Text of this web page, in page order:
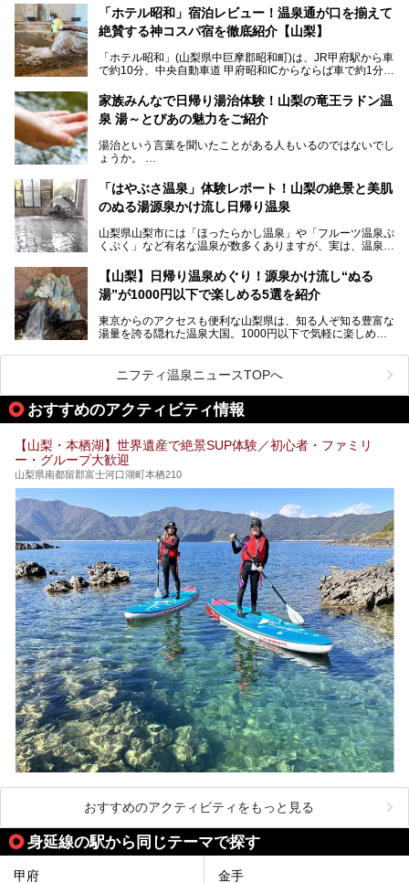
中でも「古湯坊 源泉舘」は、戦国時代に武田信玄公も療養
したと伝えられる名湯の宿。最大の特徴は、令和の現代にお
いても混浴文化が守られ、老若男女の分け隔て一切無く温泉
向にありますが、「古湯坊 源泉舘」では本来あるべき混浴
の姿が保たれている点に注目すべきでしょう。
今回は足元湧出の混浴温泉である「かくし湯大岩風呂」をは
じめ、湯治棟である「別館神泉」を中心に「古湯坊 源泉
舘」の全貌を徹底紹介します。
「ホテル昭和」宿泊レビュー！温泉通が口を揃えて
絶賛する神コスパ宿を徹底紹介【山梨】
「ホテル昭和」(山梨県中巨摩郡昭和町)は、JR甲府駅から車
で約10分、中央自動車道 甲府昭和ICからならば車で約1分の
から、一人泊でも6,000円台から宿泊可能です。
しかし、最大の魅力は“温泉そのもの”でしょう。自家源泉を
統の単純温泉は、入浴すると実にサッパリ爽快。日帰り入浴
不可なこともあり、全国の温泉ファンがこの温泉を求めて
では循環濾過の沸かし湯が一般的ですが、ここは本物の極上
温泉。まさに価格破壊と言えるクオリティです。
室や無料朝食などをご紹介。温泉通が口を揃えて絶賛する神
コスパ宿の全貌を徹底解説します！
家族みんなで日帰り湯治体験！山梨の竜王ラドン温
泉 湯～とぴあの魅力をご紹介
湯治という言葉を聞いたことがある人もいるのではないでし
ょうか。
なかなか体験できない、湯治体験が日帰りでできる温浴施設
が山梨にあります。
ぴあ」の魅力をご紹介します。
提供元：株式会社湯ーとぴあ【PR】
この記事は株式会社湯ーとぴあのPRレポート記事です。
「はやぶさ温泉」体験レポート！山梨の絶景と美肌
のぬる湯源泉かけ流し日帰り温泉
山梨県山梨市には「ほったらかし温泉」や「フルーツ温泉ぷ
くぷく」など有名な温泉が数多くありますが、実は、温泉マ
です。今回紹介する「はやぶさ温泉」も、そのひとつ。温泉
はもちろん、絶景や地元食材を活かしたグルメも堪能できま
す。
します。
【山梨】日帰り温泉めぐり！源泉かけ流し“ぬる
湯”が1000円以下で楽しめる5選を紹介
東京からのアクセスも便利な山梨県は、知る人ぞ知る豊富な
湯量を誇る隠れた温泉大国。1000円以下で気軽に楽しめ
も、これからの季節に嬉しい、じんわりと体の芯まで温ま
る“ぬる湯”が豊富なのも魅力。今回は、湯質も抜群で心ゆく
までリラックスできる山梨のお得な日帰り温泉を、実際体験
した感想と共に紹介します。
※ぬる湯とは35℃～39℃程度の体温に近いぬるめ温泉のこ
ニフティ温泉ニュースTOPへ
おすすめのアクティビティ情報
【山梨・本栖湖】世界遺産で絶景SUP体験／初心者・ファミリ
ー・グループ大歓迎
山梨県南都留郡富士河口湖町本栖210
おすすめのアクティビティをもっと見る
身延線の駅から同じテーマで探す
甲府 金手